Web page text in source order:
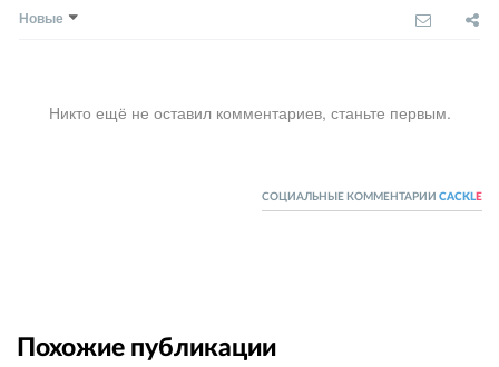
Новые
Никто ещё не оставил комментариев, станьте первым.
СОЦИАЛЬНЫЕ КОММЕНТАРИИ CACKL E
Похожие публикации